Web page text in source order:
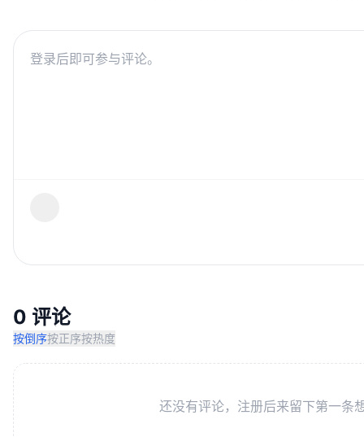
0 评论
按倒序按正序按热度
还没有评论，注册后来留下第一条